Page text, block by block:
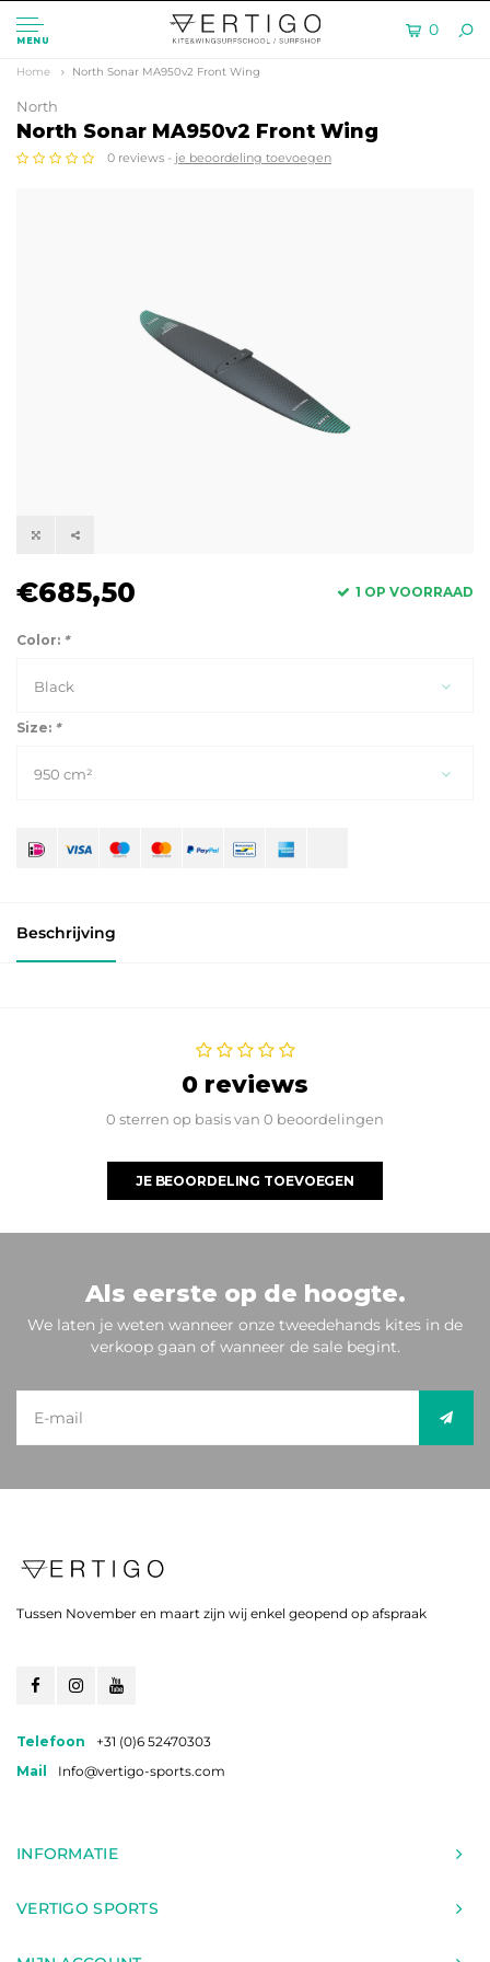
MENU
0
Home North Sonar MA950v2 Front Wing
North
North Sonar MA950v2 Front Wing
0 reviews - je beoordeling toevoegen
€685,50 1 OP VOORRAAD
Color: *
Black
Size: *
950 cm²
Beschrijving
0 reviews
0 sterren op basis van 0 beoordelingen
JE BEOORDELING TOEVOEGEN
Als eerste op de hoogte.
We laten je weten wanneer onze tweedehands kites in de
verkoop gaan of wanneer de sale begint.
Tussen November en maart zijn wij enkel geopend op afspraak
Telefoon
+31 (0)6 52470303
Mail
Info@vertigo-sports.com
INFORMATIE
VERTIGO SPORTS